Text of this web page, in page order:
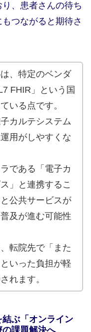
、患者さんの待ち
つながると期待さ
、特定のベンダ
FHIR」という国
いる点です。
カルテシステム
用がしやすくな
である「電子カ
」と連携するこ
公共サービスが
及が進む可能性
転院先で「また
いった負担が軽
れます。
ぶ「オンライン